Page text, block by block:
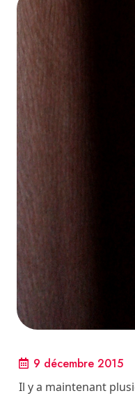
9 décembre 2015
Il y a maintenant